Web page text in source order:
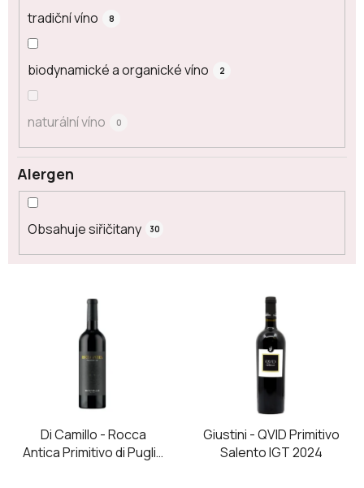
tradiční víno 8
biodynamické a organické víno 2
naturální víno 0
Alergen
Obsahuje siřičitany 30
Di Camillo - Rocca
Antica Primitivo di Puglia
Giustini - QVID Primitivo
Salento IGT 2024